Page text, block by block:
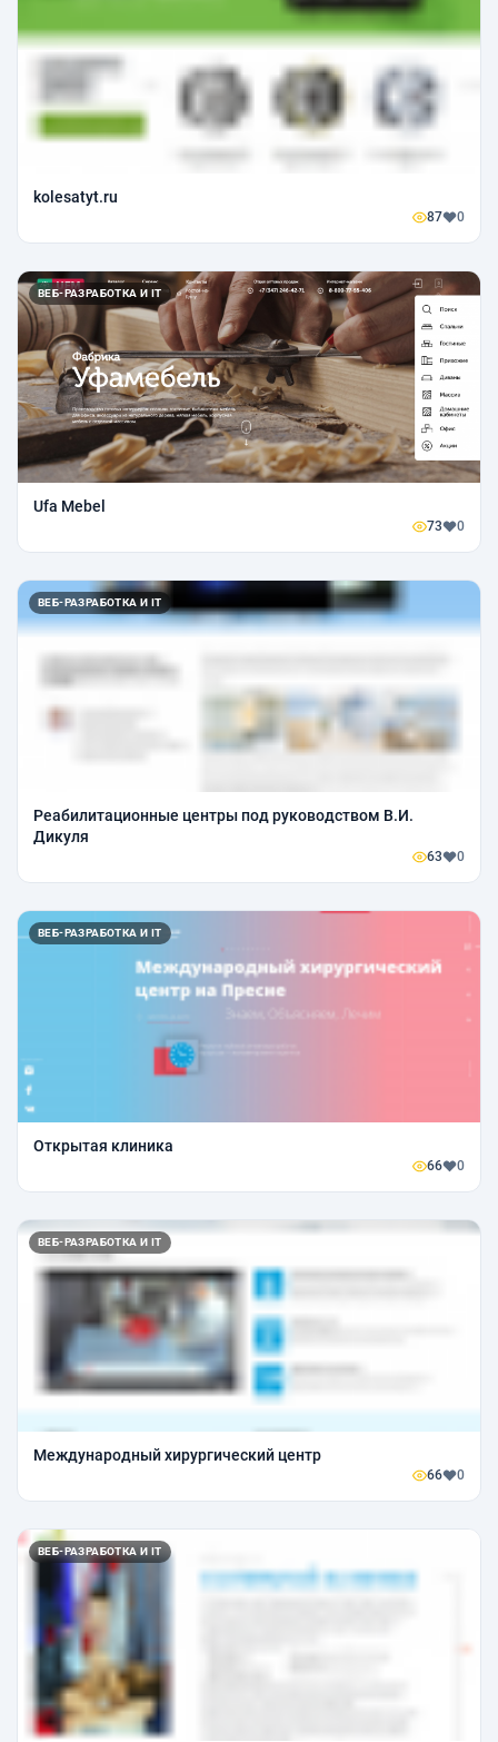
kolesatyt.ru
87 0
ВЕБ-РАЗРАБОТКА И IT
Ufa Mebel
73 0
ВЕБ-РАЗРАБОТКА И IT
Реабилитационные центры под руководством В.И.
Дикуля
63 0
ВЕБ-РАЗРАБОТКА И IT
Открытая клиника
66 0
ВЕБ-РАЗРАБОТКА И IT
Международный хирургический центр
66 0
ВЕБ-РАЗРАБОТКА И IT